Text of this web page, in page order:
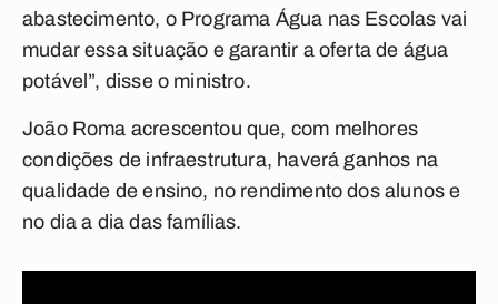
abastecimento, o Programa Água nas Escolas vai
mudar essa situação e garantir a oferta de água
potável”, disse o ministro.
João Roma acrescentou que, com melhores
condições de infraestrutura, haverá ganhos na
qualidade de ensino, no rendimento dos alunos e
no dia a dia das famílias.